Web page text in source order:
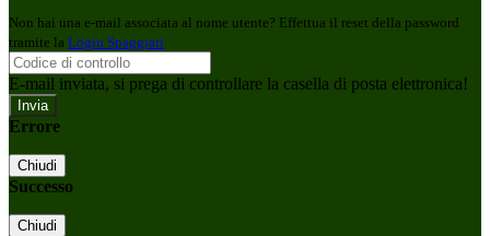
Non hai una e-mail associata al nome utente? Effettua il reset della password
tramite la Login Spaggiari
E-mail inviata, si prega di controllare la casella di posta elettronica!
Errore
Chiudi
Successo
Chiudi